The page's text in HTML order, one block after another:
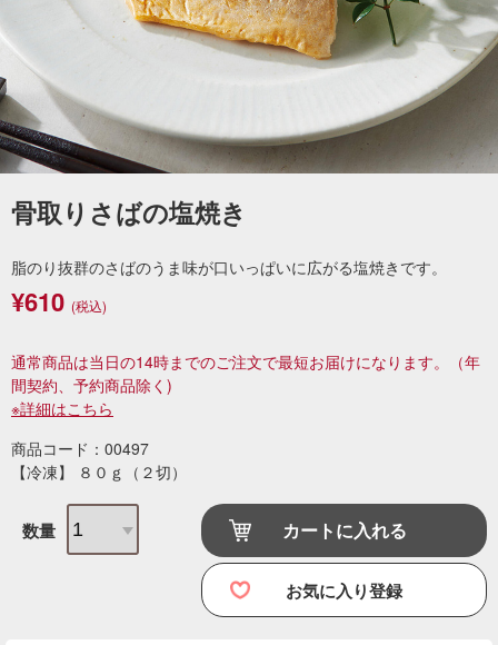
骨取りさばの塩焼き
脂のり抜群のさばのうま味が口いっぱいに広がる塩焼きです。
¥610 (税込)
通常商品は当日の14時までのご注文で最短お届けになります。
（年
間契約、予約商品除く)
※詳細はこちら
商品コード：00497
【冷凍】 ８０ｇ（２切）
数量 カートに入れる
お気に入り登録